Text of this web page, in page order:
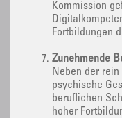
Kommission
Fortbildungen
Zunehmende
Neben der
psychische
beruflichen
hoher